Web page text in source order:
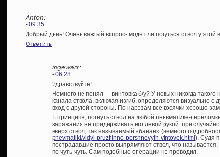
Anton:
- 09:35
Добрый день! Очень важгый вопрос- моднт ли погуться ствол у этой
Ответить
ingewarr:
- 06:28
Здравствуйте!
Немного не понял — винтовка б/у? У новых никогда
канала ствола, включая изгиб, определяются визуально с
вход с другой стороны. По нарезам все косячки хорошо
В принципе, погнуть ствол на любой пневматике-
заряжания не придерживать его левой рукой: при
вверх ствол, так называемый «банан» (немного
pnevmatiki/vidyi-pruzhinno-porshnevyih-vintovok.html ). Судя
пострадавшие просто выпрямляют ствол, что называется,
по чуть-чуть. Сам подобные операции не проводил.